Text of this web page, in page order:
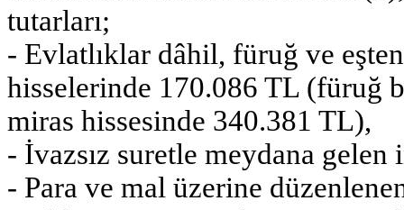
tutarları;
- Evlatlıklar dâhil, füruğ ve
hisselerinde 170.086 TL (füruğ
miras hissesinde 340.381 TL),
- İvazsız suretle meydana
- Para ve mal üzerine